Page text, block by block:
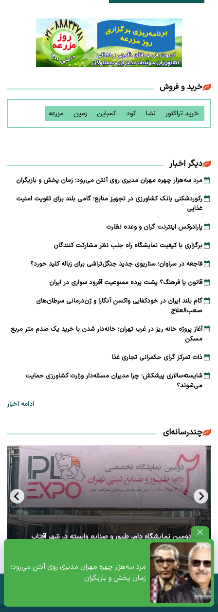
مرد سه‌هزار چهره مهران مدیری روی آنتن می‌رود؛
زمان پخش و بازیگران
خرید و فروش
خرید تراکتور نشا کود کمباین زمین مزرعه
دیگر اخبار
مرد سه‌هزار چهره مهران مدیری روی آنتن می‌رود؛ زمان پخش و بازیگران
رکوردشکنی بانک کشاورزی در تجهیز منابع؛ گامی بلند برای تقویت امنیت
غذایی
پارادوکس اینترنت گران و وعده نظارت
برگزاری با کیفیت نمایشگاه راه جلب نظر مشارکت‌ کنندگان
فاجعه در سراوان؛ سناریوی جدید جنگل‌تراشی برای زباله کلید خورد؟
قانون یا فرهنگ؟ پشت پرده ممنوعیت آفرود سواری در ایران
گام بلند ایران در خودکفایی واکسن آنگارا و ژن‌درمانی سرطان‌های
صعب‌العلاج
آغاز پروژه خانه ریز در غرب تهران؛ خانه‌دار شدن با خرید یک صدم متر مربع
مسکن
ذات تمرکز گرای حکمرانی تجاری غذا
شایسته‌سالاری پیشکش؛ چرا مدیران مسئله‌دار وزارت کشاورزی حمایت
می‌شوند؟
ادامه اخبار
چندرسانه‌ای
آغاز دومین نمایشگاه دام، طیور و صنایع وابسته در شهر آفتاب
تهران+ ویدئو